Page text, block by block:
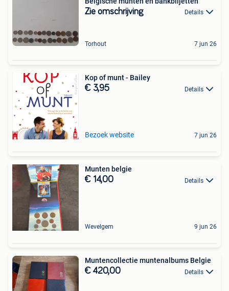
Zie omschrijving Details
Torhout 7 jun 26
Kop of munt - Bailey
€ 3,95 Details
Bezoek website 7 jun 26
Munten belgie
€ 14,00 Details
Wevelgem 9 jun 26
Muntencollectie muntenalbums Belgie
€ 420,00 Details